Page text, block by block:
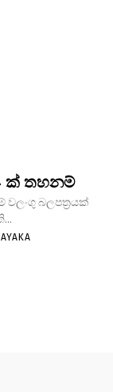
ක් තහනම්
වලංගු බලපත්‍රයක්